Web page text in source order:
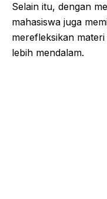
Selain itu, dengan
mahasiswa juga
merefleksikan
lebih mendalam.